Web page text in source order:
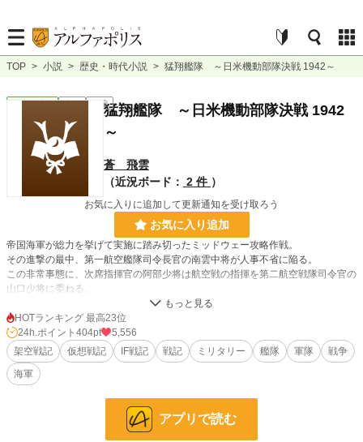
TOP > 小説 > 歴史・時代小説 > 猛翔艦隊 ～日米機動部隊決戦 1942～
歴史・時代 完結 長編猛翔艦隊 ～日米機動部隊決戦 1942
～
蒼 飛雲
（近況ボード： 2 件 ）
お気に入りに追加して更新通知を受け取ろう
お気に入り追加
帝国海軍が総力を挙げて実施に踏み切ったミッドウェー攻略作戦。
その進撃の最中、第一航空艦隊司令長官の南雲中将が人事不省に陥る。
この非常事態に、次席指揮官の阿部少将は航空戦の指揮を第二航空戦隊司令官の
山口少将に委ねる。
「飛龍」から旗艦「赤城」に移乗した山口司令官は計画を大幅に変更。
事前想定を覆し、米機動部隊の出現を前提とした態勢でMI作戦に臨んだ。
小説 3,494 位 / 228,834 件
歴史・時代
HOTランキング 最高23位
24h.ポイント 404pt
5,556
架空戦記
仮想戦記 IF戦記 戦記 ミリタリー 艦隊 軍隊
戦争
海軍
アプリで読む